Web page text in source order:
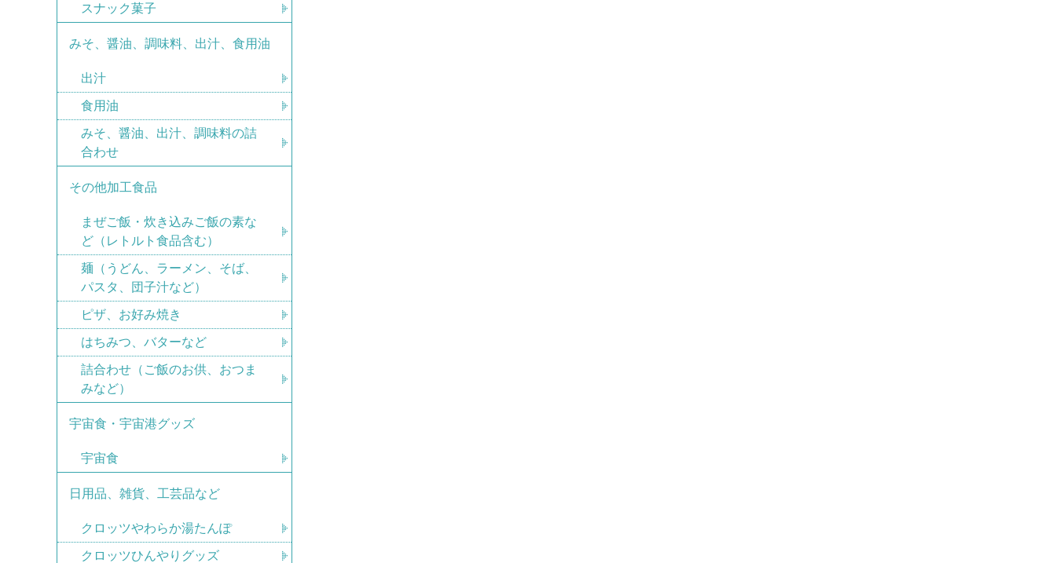
スナック菓子
みそ、醤油、調味料、出汁、食用油
出汁
食用油
みそ、醤油、出汁、調味料の詰
合わせ
その他加工食品
まぜご飯・炊き込みご飯の素な
ど（レトルト食品含む）
麺（うどん、ラーメン、そば、
パスタ、団子汁など）
ピザ、お好み焼き
はちみつ、バターなど
詰合わせ（ご飯のお供、おつま
みなど）
宇宙食・宇宙港グッズ
宇宙食
日用品、雑貨、工芸品など
クロッツやわらか湯たんぽ
クロッツひんやりグッズ